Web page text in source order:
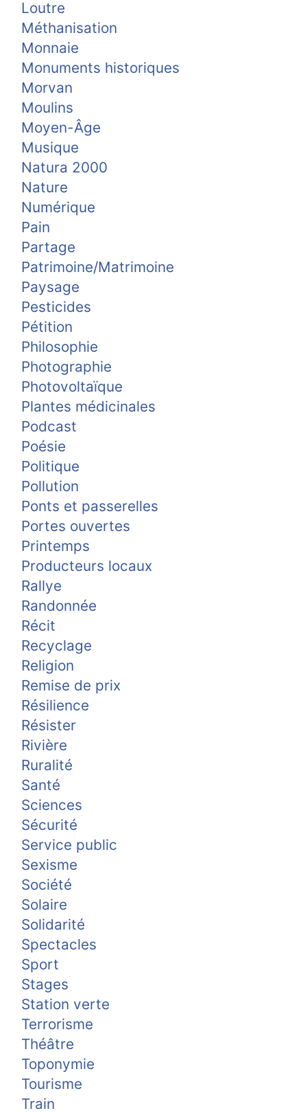
Loutre
Méthanisation
Monnaie
Monuments historiques
Morvan
Moulins
Moyen-Âge
Musique
Natura 2000
Nature
Numérique
Pain
Partage
Patrimoine/Matrimoine
Paysage
Pesticides
Pétition
Philosophie
Photographie
Photovoltaïque
Plantes médicinales
Podcast
Poésie
Politique
Pollution
Ponts et passerelles
Portes ouvertes
Printemps
Producteurs locaux
Rallye
Randonnée
Récit
Recyclage
Religion
Remise de prix
Résilience
Résister
Rivière
Ruralité
Santé
Sciences
Sécurité
Service public
Sexisme
Société
Solaire
Solidarité
Spectacles
Sport
Stages
Station verte
Terrorisme
Théâtre
Toponymie
Tourisme
Train